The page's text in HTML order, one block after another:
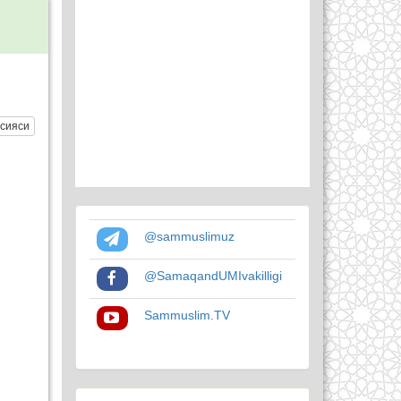
@sammuslimuz
@SamaqandUMIvakilligi
Sammuslim.TV